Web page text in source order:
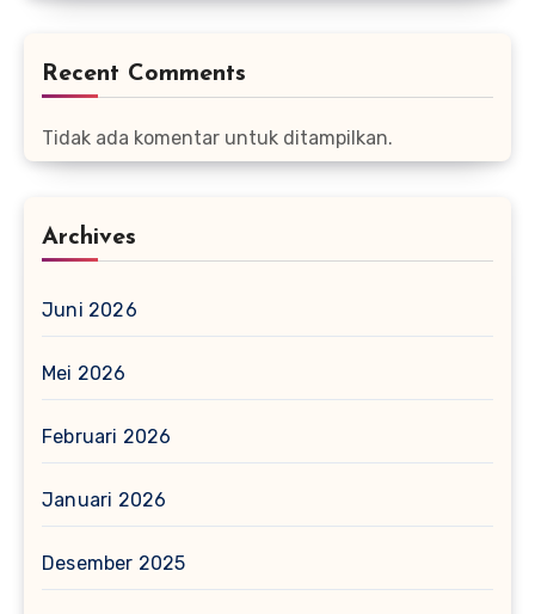
Recent Comments
Tidak ada komentar untuk ditampilkan.
Archives
Juni 2026
Mei 2026
Februari 2026
Januari 2026
Desember 2025